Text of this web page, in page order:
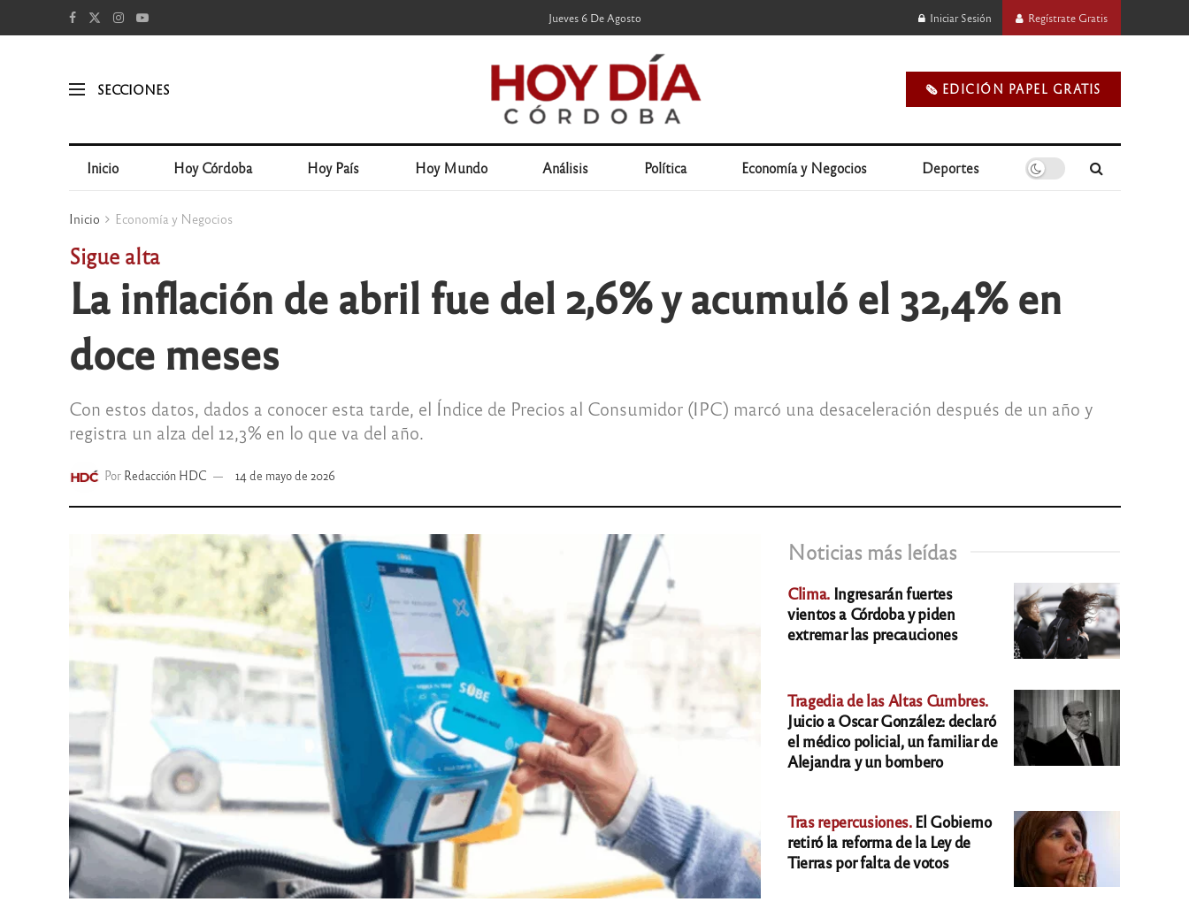
Jueves 6 De Agosto Iniciar Sesión Regístrate Gratis
SECCIONES 🗞️ EDICIÓN PAPEL GRATIS
Inicio Hoy Córdoba Hoy País Hoy Mundo Análisis Política Economía y Negocios Deportes
Inicio Economía y Negocios
Sigue alta
La inflación de abril fue del 2,6% y acumuló el 32,4% en
doce meses
Con estos datos, dados a conocer esta tarde, el Índice de Precios al Consumidor (IPC) marcó una desaceleración después de un año y
registra un alza del 12,3% en lo que va del año.
Por Redacción HDC 14 de mayo de 2026
Noticias más leídas
Clima. Ingresarán fuertes
vientos a Córdoba y piden
extremar las precauciones
Tragedia de las Altas Cumbres.
Juicio a Oscar González: declaró
el médico policial, un familiar de
Alejandra y un bombero
Tras repercusiones.El Gobierno
retiró la reforma de la Ley de
Tierras por falta de votos